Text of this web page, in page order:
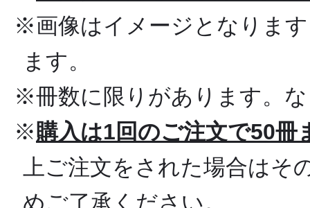
※画像はイメージとなりま
ます。
※冊数に限りがあります。
※購入は1回のご注文で50
上ご注文をされた場合は
めご了承ください。